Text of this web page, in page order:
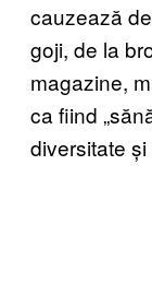
cauzează
goji, de la
magazine,
ca fiind
diversitate